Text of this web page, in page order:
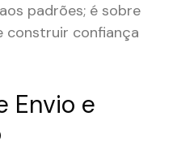
padrões; é sobre
construir confiança
Envio e